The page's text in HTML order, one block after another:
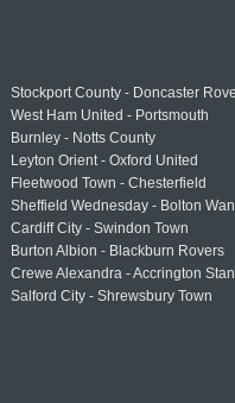
Stockport County - Doncaster
West Ham United - Portsmouth
Burnley - Notts County
Leyton Orient - Oxford United
Fleetwood Town - Chesterfield
Sheffield Wednesday - Bolton
Cardiff City - Swindon Town
Burton Albion - Blackburn Rovers
Crewe Alexandra - Accrington
Salford City - Shrewsbury Town